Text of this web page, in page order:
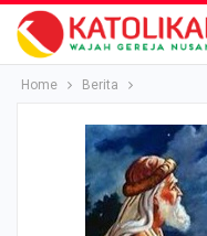
Home Berita